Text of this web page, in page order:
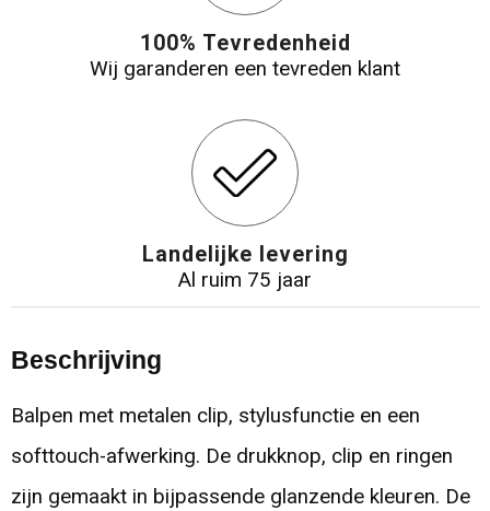
100% Tevredenheid
Wij garanderen een tevreden klant
Landelijke levering
Al ruim 75 jaar
Beschrijving
Balpen met metalen clip, stylusfunctie en een
softtouch-afwerking. De drukknop, clip en ringen
zijn gemaakt in bijpassende glanzende kleuren. De